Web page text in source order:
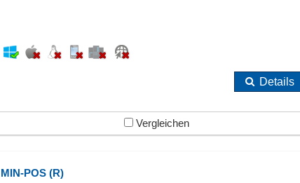
Details
Vergleichen
MIN-POS (R)